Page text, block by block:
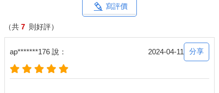
寫評價
（共 7 則好評）
ap*******176 說： 2024-04-11 分享